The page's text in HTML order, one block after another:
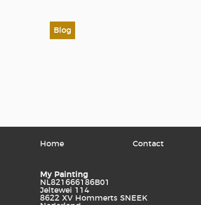
Blog
Home Contact
My Painting
NL821666186B01
Jeltewei 114
8622 XV Hommerts SNEEK